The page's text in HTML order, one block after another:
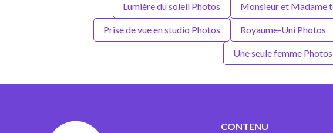
Lumière du soleil Photos Monsieur et Madame
Prise de vue en studio Photos Royaume-Uni Photos
Une seule femme Photos
CONTENU